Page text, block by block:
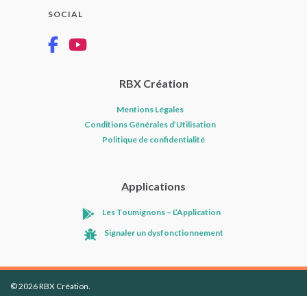
SOCIAL
RBX Création
Mentions Légales
Conditions Générales d’Utilisation
Politique de confidentialité
Applications
Les Toumignons – L’Application
Signaler un dysfonctionnement
© 2026 RBX Création.